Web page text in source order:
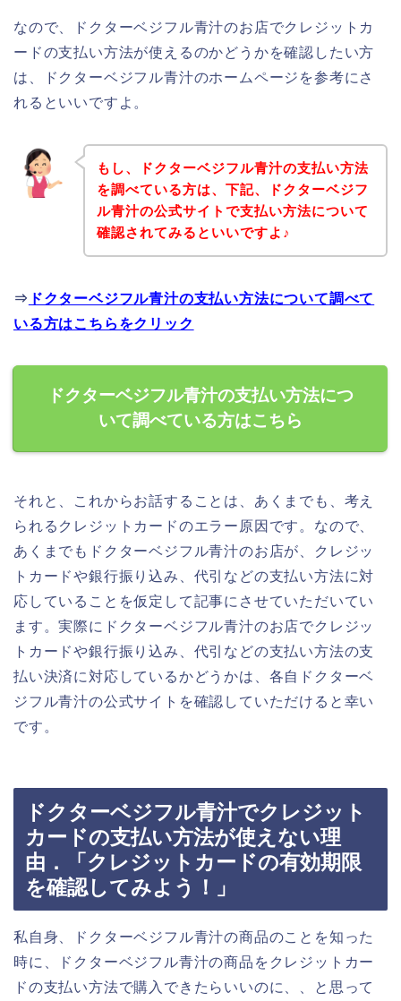
なので、ドクターベジフル青汁のお店でクレジットカ
ードの支払い方法が使えるのかどうかを確認したい方
は、ドクターベジフル青汁のホームページを参考にさ
れるといいですよ。
もし、ドクターベジフル青汁の支払い方法
を調べている方は、下記、ドクターベジフ
ル青汁の公式サイトで支払い方法について
確認されてみるといいですよ♪
⇒ ドクターベジフル青汁の支払い方法について調べて
いる方はこちらをクリック
ドクターベジフル青汁の支払い方法につ
いて調べている方はこちら
それと、これからお話することは、あくまでも、考え
られるクレジットカードのエラー原因です。なので、
あくまでもドクターベジフル青汁のお店が、クレジッ
トカードや銀行振り込み、代引などの支払い方法に対
応していることを仮定して記事にさせていただいてい
ます。実際にドクターベジフル青汁のお店でクレジッ
トカードや銀行振り込み、代引などの支払い方法の支
払い決済に対応しているかどうかは、各自ドクターベ
ジフル青汁の公式サイトを確認していただけると幸い
です。
ドクターベジフル青汁でクレジット
カードの支払い方法が使えない理
由．「クレジットカードの有効期限
を確認してみよう！」
私自身、ドクターベジフル青汁の商品のことを知った
時に、ドクターベジフル青汁の商品をクレジットカー
ドの支払い方法で購入できたらいいのに、、と思って